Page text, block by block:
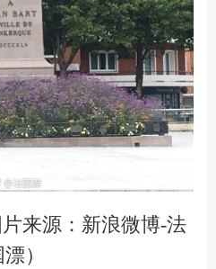
源：新浪微博-法
）